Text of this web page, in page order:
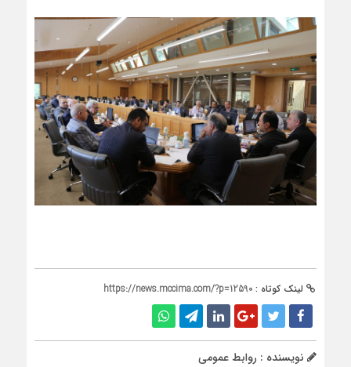
لینک کوتاه : https://news.mccima.com/?p=12590
نویسنده : روابط عمومی